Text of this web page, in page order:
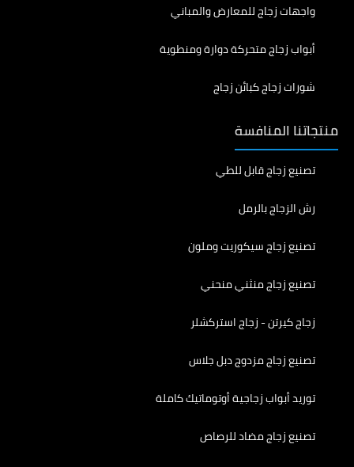
واجهات زجاج للمعارض والمباني
أبواب زجاج متحركة دوارة ومنطوية
شورات زجاج كبائن زجاج
منتجاتنا المنافسة
تصنيع زجاج قابل للطي
رش الزجاج بالرمل
تصنيع زجاج سيكوريت وملون
تصنيع زجاج منثني منحني
زجاج كيرتن - زجاج استركشلر
تصنيع زجاج مزدوج دبل جلاس
توريد أبواب زجاجية أوتوماتيك كاملة
تصنيع زجاج مضاد للرصاص